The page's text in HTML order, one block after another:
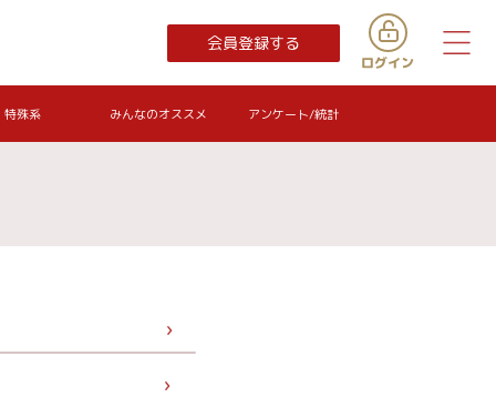
会員登録する
特殊系 みんなのオススメ アンケート/統計